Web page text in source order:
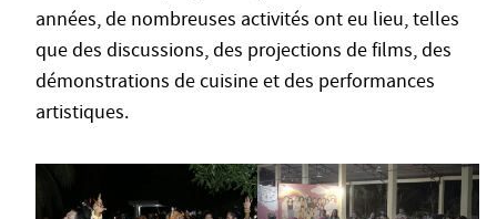
années, de nombreuses activités ont eu lieu, telles
que des discussions, des projections de films, des
démonstrations de cuisine et des performances
artistiques.